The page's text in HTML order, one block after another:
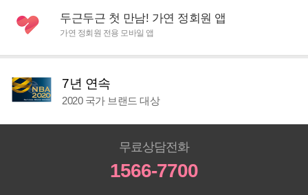
두근두근 첫 만남! 가연 정회원 앱
가연 정회원 전용 모바일 앱
7년 연속
2020 국가 브랜드 대상
무료상담전화
1566-7700